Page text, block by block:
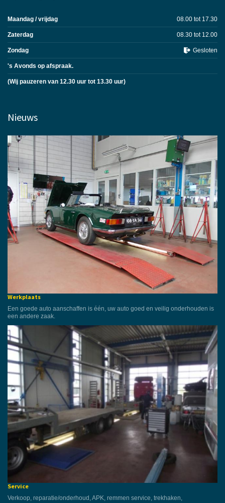
Maandag / vrijdag 08.00 tot 17.30
Zaterdag 08.30 tot 12.00
Zondag Gesloten
's Avonds op afspraak.
(Wij pauzeren van 12.30 uur tot 13.30 uur)
Nieuws
Werkplaats
Een goede auto aanschaffen is één, uw auto goed en veilig onderhouden is
een andere zaak.
Service
Verkoop, reparatie/onderhoud, APK, remmen service, trekhaken,